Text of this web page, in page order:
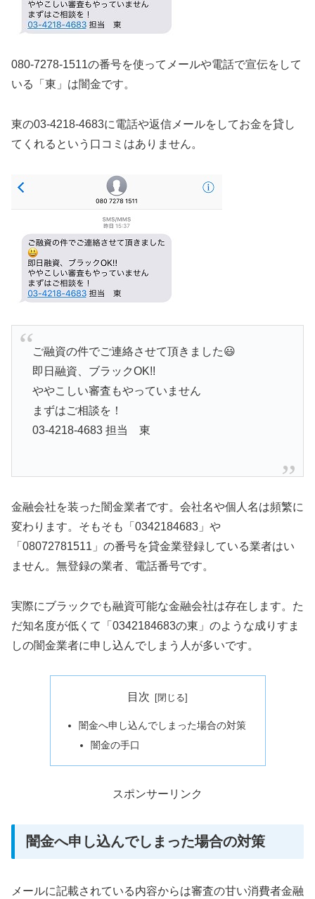
080-7278-1511の番号を使ってメールや電話で宣伝をして
いる「東」は闇金です。
東の03-4218-4683に電話や返信メールをしてお金を貸し
てくれるという口コミはありません。
ご融資の件でご連絡させて頂きました😃
即日融資、ブラックOK!!
ややこしい審査もやっていません
まずはご相談を！
03-4218-4683 担当 東
金融会社を装った闇金業者です。会社名や個人名は頻繁に
変わります。そもそも「0342184683」や
「08072781511」の番号を貸金業登録している業者はい
ません。無登録の業者、電話番号です。
実際にブラックでも融資可能な金融会社は存在します。た
だ知名度が低くて「0342184683の東」のような成りすま
しの闇金業者に申し込んでしまう人が多いです。
目次
闇金へ申し込んでしまった場合の対策
闇金の手口
スポンサーリンク
闇金へ申し込んでしまった場合の対策
メールに記載されている内容からは審査の甘い消費者金融